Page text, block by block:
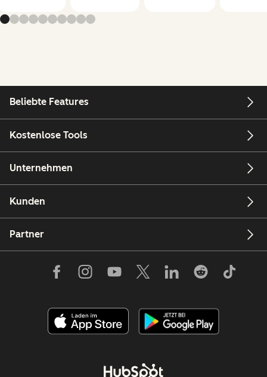
Beliebte Features
Kostenlose Tools
Unternehmen
Kunden
Partner